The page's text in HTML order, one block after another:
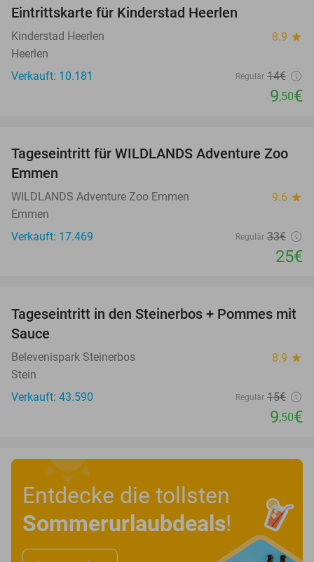
Eintrittskarte für Kinderstad Heerlen
Kinderstad Heerlen 8.9 star
Heerlen
Verkauft: 10.181
Regulär 14€
9,50€
24%
Tageseintritt für WILDLANDS Adventure Zoo
Emmen
WILDLANDS Adventure Zoo Emmen 9.6 star
Emmen
Verkauft: 17.469
Regulär 33€
25€
37%
Tageseintritt in den Steinerbos + Pommes mit
Sauce
Belevenispark Steinerbos 8.9 star
Stein
Verkauft: 43.590
Regulär 15€
9,50€
Entdecke die tollsten
Sommerurlaubdeals!